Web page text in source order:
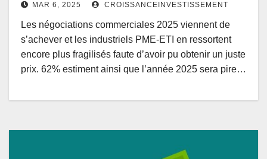
MAR 6, 2025 CROISSANCEINVESTISSEMENT
Les négociations commerciales 2025 viennent de
s’achever et les industriels PME-ETI en ressortent
encore plus fragilisés faute d’avoir pu obtenir un juste
prix. 62% estiment ainsi que l’année 2025 sera pire…